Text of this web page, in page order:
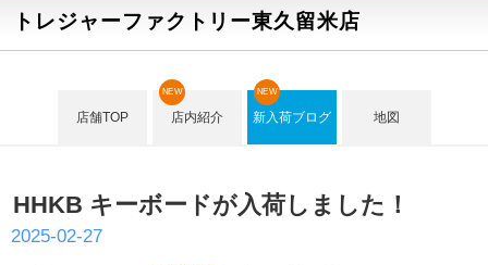
トレジャーファクトリー東久留米店
店舗TOP 店内紹介
NEW
新入荷ブログ
NEW
地図
HHKB キーボードが入荷しました！
2025-02-27